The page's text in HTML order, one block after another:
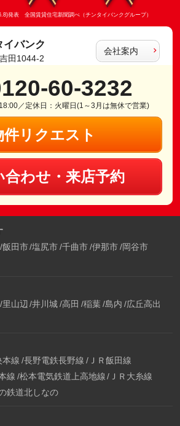
発表 全国賃貸住宅新聞調べ（チンタイバンクグループ）
イバンク
田1044-2
会社案内
60-3232
／定休日：火曜日(1～3月は無休で営業)
件リクエスト
合わせ・来店予約
飯田市 塩尻市 千曲市 伊那市 岡谷市
里山辺 井川城 高田 稲葉 島内 広丘高出
本線 長野電鉄長野線 ＪＲ飯田線
線 松本電気鉄道上高地線
ＪＲ大糸線
鉄道北しなの